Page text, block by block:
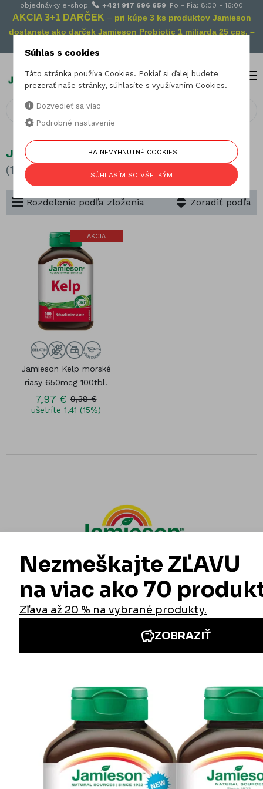
objednávky e-shop: +421 917 696 659 Po - Pia: 8:00 - 16:00
AKCIA 3+1 DARČEK – pri kúpe 3 ks produktov Jamieson
dostanete ako darček Jamieson Probiotic 1 miliarda 25 cps. –
0
Jód
(1 produkt)
Zoradiť podľa
Rozdelenie podľa zloženia
AKCIA
Jamieson Kelp morské
riasy 650mcg 100tbl.
7,97 € 9,38 €
ušetríte 1,41 (15%)
Iné stránky Jamieson
Prihlásenie do newslettra
Zadaním emailovej adresy a odoslaním formulára udeľujete svoj súhlas so
Súhlas s cookies
Táto stránka používa Cookies. Pokiaľ si ďalej budete
prezerať naše stránky, súhlasíte s využívaním Cookies.
Dozvedieť sa viac
Podrobné nastavenie
IBA NEVYHNUTNÉ COOKIES
SÚHLASÍM SO VŠETKÝM